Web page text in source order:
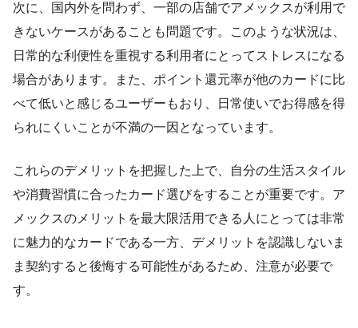
次に、国内外を問わず、一部の店舗でアメックスが利用で
きないケースがあることも問題です。このような状況は、
日常的な利便性を重視する利用者にとってストレスになる
場合があります。また、ポイント還元率が他のカードに比
べて低いと感じるユーザーもおり、日常使いでお得感を得
られにくいことが不満の一因となっています。
これらのデメリットを把握した上で、自分の生活スタイル
や消費習慣に合ったカード選びをすることが重要です。ア
メックスのメリットを最大限活用できる人にとっては非常
に魅力的なカードである一方、デメリットを認識しないま
ま契約すると後悔する可能性があるため、注意が必要で
す。